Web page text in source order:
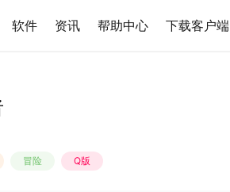
软件 资讯 帮助中心 下载客户端
冒险 Q版